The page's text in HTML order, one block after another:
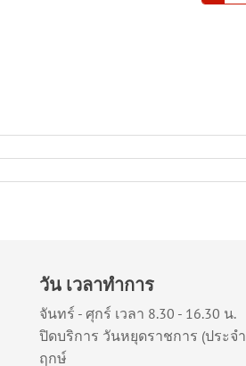
วัน เวลาทำการ
จันทร์ - ศุกร์ เวลา 8.30 - 16.30 น.
ปิดบริการ วันหยุดราชการ (ประจ
ฤกษ์